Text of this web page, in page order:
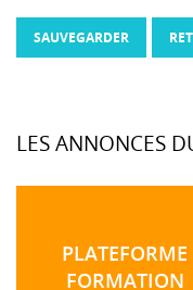
SAUVEGARDER
LES ANNONCES
PLATEFORME
FORMATION